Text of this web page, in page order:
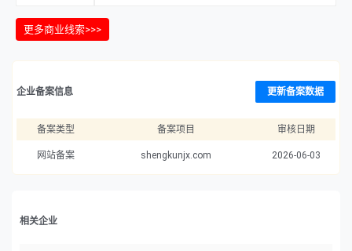
更多商业线索>>>
企业备案信息 更新备案数据
备案类型 备案项目 审核日期
网站备案 shengkunjx.com 2026-06-03
相关企业